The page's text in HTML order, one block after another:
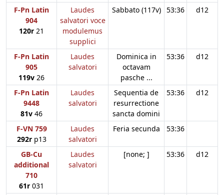
F-Pn Latin
904
120r 21
Laudes
salvatori voce
modulemus
supplici
Sabbato (117v) 53:36 d12
F-Pn Latin
905
119v 26
Laudes
salvatori
Dominica in
octavam
pasche ...
53:36 d12
F-Pn Latin
9448
81v 46
Laudes
salvatori
Sequentia de
resurrectione
sancta domini
53:36 d12
F-VN 759
292rp13
Laudes
salvatori
Feria secunda 53:36
GB-Cu
additional
710
61r 031
Laudes
salvatori
[none; ] 53:36 d12